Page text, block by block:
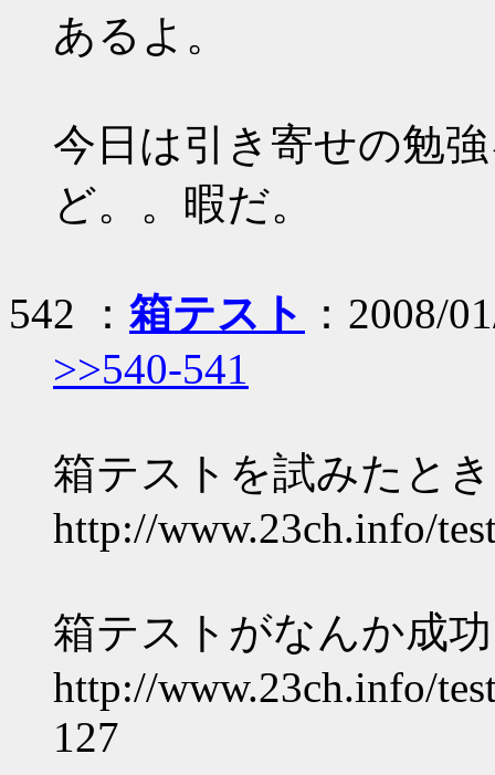
あるよ。
今日は引き寄せの勉
ど。。暇だ。
542 ： 箱テスト ：2008/
>>540-541
箱テストを試みたとき
http://www.23ch.info/
箱テストがなんか成
http://www.23ch.info/
127